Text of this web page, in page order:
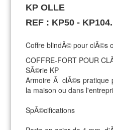
KP OLLE
REF : KP50 - KP104.
Coffre blindÃ© pour clÃ©s
COFFRE-FORT POUR
SÃ©rie KP
Armoire Ã clÃ©s pratique
la maison ou dans
SpÃ©cifications